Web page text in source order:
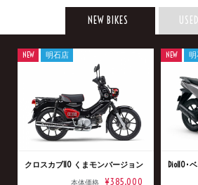
NEW BIKES
クロスカブ110 くまモンバージョン
本体価格 ¥385,000
NEW 明石店
Dio110･
NEW